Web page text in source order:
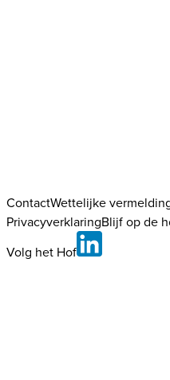
ContactWettelijke
PrivacyverklaringBlijf op de
Volg het Hof